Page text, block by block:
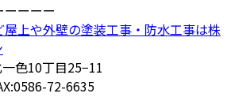
ーーー
上や外壁の塗装工事・防水工事は株
色10丁目25−11
72-6635